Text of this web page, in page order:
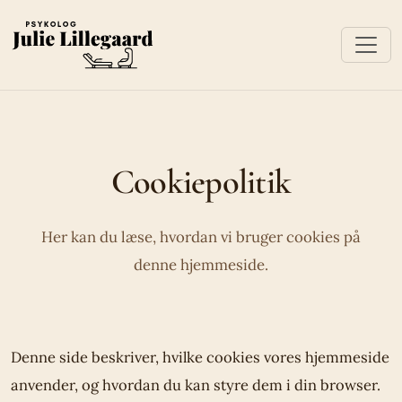
Cookiepolitik
Her kan du læse, hvordan vi bruger cookies på
denne hjemmeside.
Denne side beskriver, hvilke cookies vores hjemmeside
anvender, og hvordan du kan styre dem i din browser.